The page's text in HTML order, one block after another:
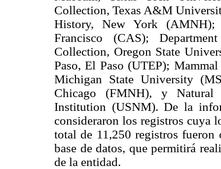
Collection, Texas A&M
History, New York (AMNH);
Francisco (CAS);
Collection, Oregon State
Paso, El Paso (UTEP);
Michigan State University
Chicago (FMNH), y
Institution (USNM). De la
consideraron los registros cuya
total de 11,250 registros fueron
base de datos, que permitirá
de la entidad.